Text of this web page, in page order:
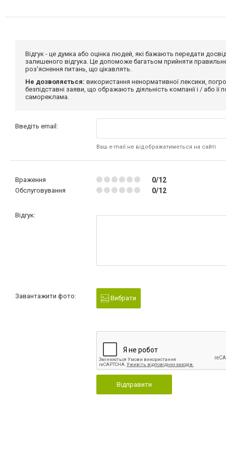
Відгук - це думка або оцінка людей, які бажають передати
залишеного відгука. Це допоможе багатьом прийняти
роз'яснення питань, що цікавлять.
Не дозволяється: використання ненормативної лексики,
безпідставні заяви, що ображають діяльність компанії і / або
самореклама.
Введіть email:
Ваш e-mail не відображатиметься на сайті
Враження 0/12
Обслуговування 0/12
Відгук:
Завантажити фото: Вибрати
Відправити